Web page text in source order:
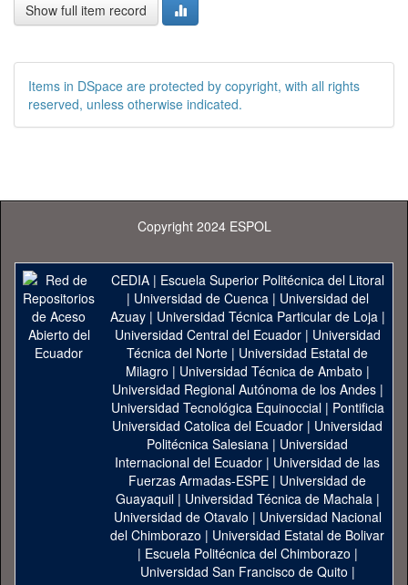
Show full item record
Items in DSpace are protected by copyright, with all rights
reserved, unless otherwise indicated.
Copyright 2024 ESPOL
CEDIA| Escuela Superior Politécnica del Litoral
| Universidad de Cuenca| Universidad del
Azuay| Universidad Técnica Particular de Loja|
Universidad Central del Ecuador| Universidad
Técnica del Norte | Universidad Estatal de
Milagro | Universidad Técnica de Ambato |
Universidad Regional Autónoma de los Andes|
Universidad Tecnológica Equinoccial| Pontificia
Universidad Catolica del Ecuador | Universidad
Politécnica Salesiana | Universidad
Internacional del Ecuador | Universidad de las
Fuerzas Armadas-ESPE | Universidad de
Guayaquil| Universidad Técnica de Machala|
Universidad de Otavalo | Universidad Nacional
del Chimborazo | Universidad Estatal de Bolivar
| Escuela Politécnica del Chimborazo |
Universidad San Francisco de Quito |